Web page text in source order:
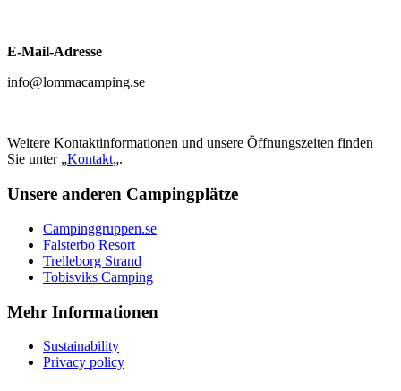
E-Mail-Adresse
info@lommacamping.se
Weitere Kontaktinformationen und unsere Öffnungszeiten finden
Sie unter „Kontakt„.
Unsere anderen Campingplätze
Campinggruppen.se
Falsterbo Resort
Trelleborg Strand
Tobisviks Camping
Mehr Informationen
Sustainability
Privacy policy